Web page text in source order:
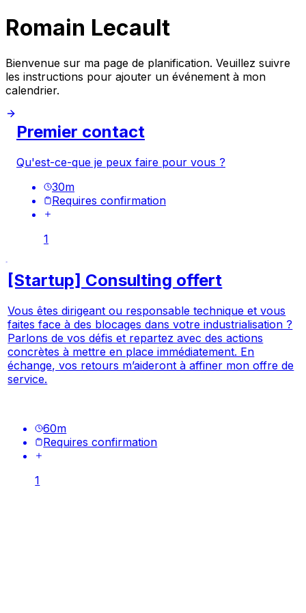
Romain Lecault
Bienvenue sur ma page de planification. Veuillez suivre
les instructions pour ajouter un événement à mon
calendrier.
Premier contact
Qu'est-ce-que je peux faire pour vous ?
30m
Requires confirmation
1
[Startup] Consulting offert
Vous êtes dirigeant ou responsable technique et vous
faites face à des blocages dans votre industrialisation ?
Parlons de vos défis et repartez avec des actions
concrètes à mettre en place immédiatement. En
échange, vos retours m’aideront à affiner mon offre de
service.
60m
Requires confirmation
1